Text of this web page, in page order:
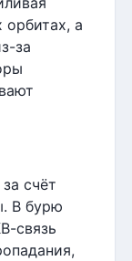
орбитах, а
за
счёт
В бурю
связь